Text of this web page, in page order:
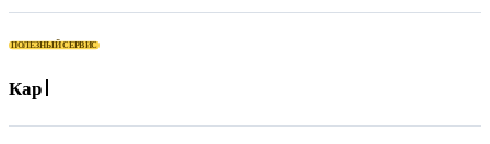
ПОЛЕЗНЫЙ СЕРВИС
Карта для оплат